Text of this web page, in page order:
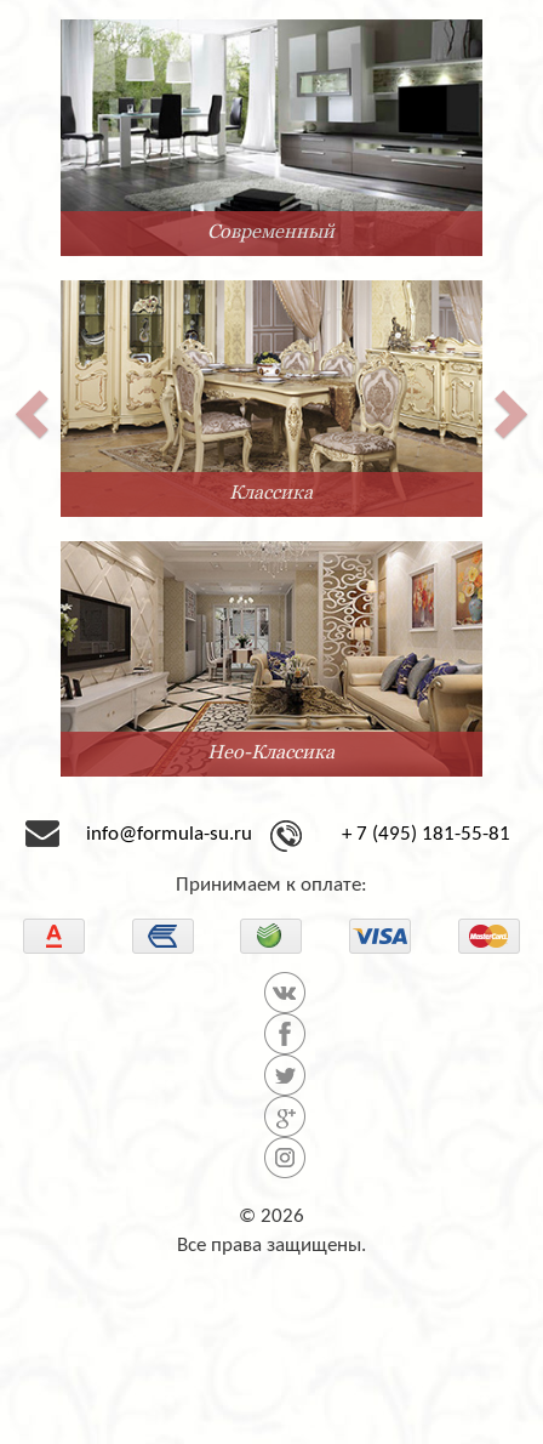
Современный
Классика
Нео-Классика
info@formula-su.ru + 7 (495) 181-55-81
Принимаем к оплате:
© 2026
Все права защищены.